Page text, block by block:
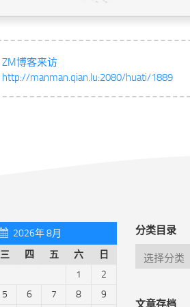
ZM博客来访
http://manman.qian.lu:2080/huati/1889
2026年 8月
三 四 五 六
日
1
2
5 6 7 8 9
分类目录
文章存档